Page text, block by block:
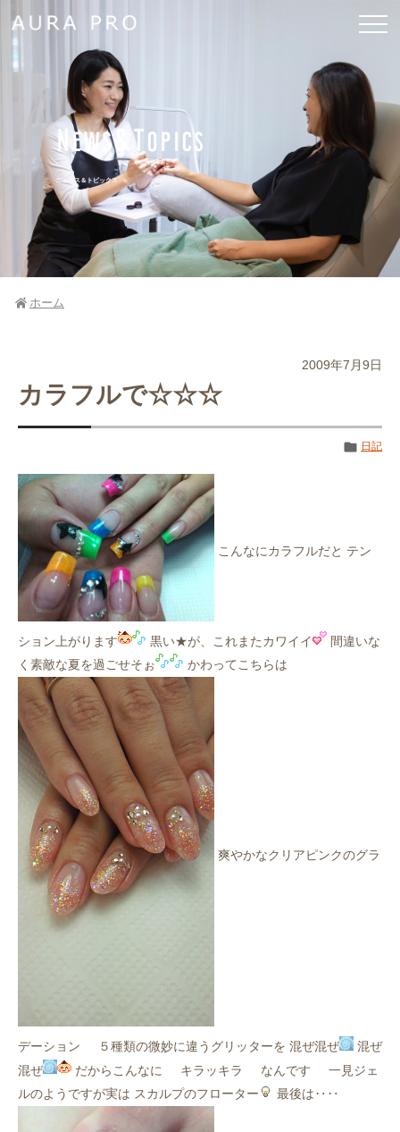
News&Topics
ニュース＆トピックス
ホーム
2009年7月9日
カラフルで☆☆☆
日記
こんなにカラフルだと テン
ション上がります 黒い★が、これまたカワイイ
間違いな
く素敵な夏を過ごせそぉ
かわってこちらは
爽やかなクリアピンクのグラ
デーション ５種類の微妙に違うグリッターを 混ぜ混ぜ
混ぜ
混ぜ
だからこんなに キラッキラ なんです
一見ジェ
ルのようですが実は スカルプのフローター
最後は‥‥